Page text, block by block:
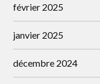
février 2025
janvier 2025
décembre 2024